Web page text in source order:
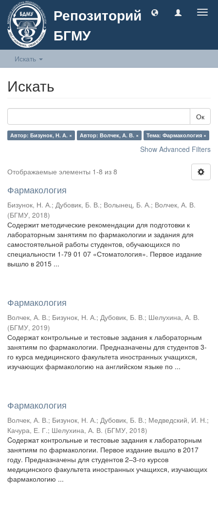
Репозиторий
БГМУ
Искать
Искать
Ок
Автор: Бизунок, Н. А. × Автор: Волчек, А. В. × Тема: Фармакология ×
Show Advanced Filters
Отображаемые элементы 1-8 из 8
Фармакология
Бизунок, Н. А.; Дубовик, Б. В.; Волынец, Б. А.; Волчек, А. В.
(БГМУ, 2018)
Содержит методические рекомендации для подготовки к
лабораторным занятиям по фармакологии и задания для
самостоятельной работы студентов, обучающихся по
специальности 1-79 01 07 «Стоматология». Первое издание
вышло в 2015 ...
Фармакология
Волчек, А. В.; Бизунок, Н. А.; Дубовик, Б. В.; Шелухина, А. В.
(БГМУ, 2019)
Содержат контрольные и тестовые задания к лабораторным
занятиям по фармакологии. Предназначены для студентов 3-
го курса медицинского факультета иностранных учащихся,
изучающих фармакологию на английском языке по ...
Фармакология
Волчек, А. В.; Бизунок, Н. А.; Дубовик, Б. В.; Медведский, И. Н.;
Качура, Е. Г.; Шелухина, А. В. (БГМУ, 2018)
Cодержат контрольные и тестовые задания к лабораторным
занятиям по фармакологии. Первое издание вышло в 2017
году. Предназначены для студентов 2–3-го курсов
медицинского факультета иностранных учащихся, изучающих
фармакологию ...